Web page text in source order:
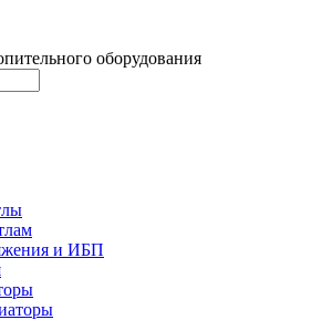
оборудования
и ИБП